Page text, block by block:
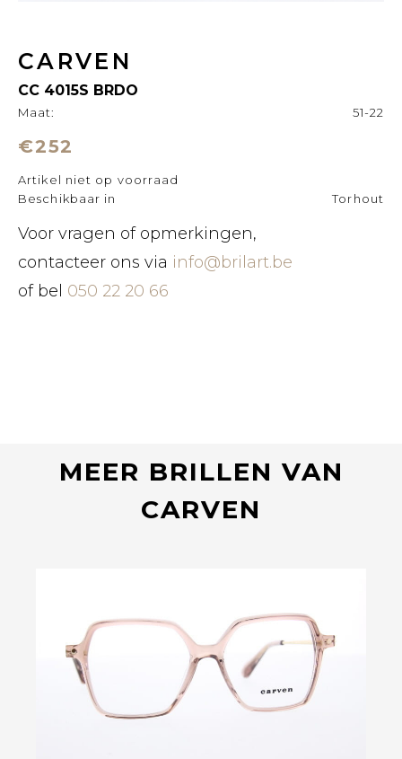
CARVEN
CC 4015S BRDO
Maat: 51-22
€252
Artikel niet op voorraad
Beschikbaar in
Torhout
Voor vragen of opmerkingen,
contacteer ons via info@brilart.be
of bel 050 22 20 66
MEER BRILLEN VAN
CARVEN
Bekijk deze bril